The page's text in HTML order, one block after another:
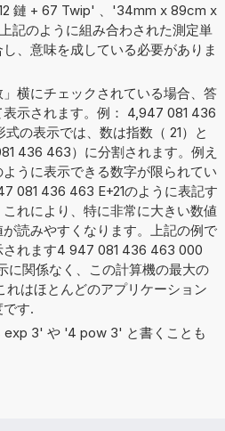
鏈 + 67 Twip' 、'34mm x 89cm x
記のように組み合わされた測定単
、意味を成している必要がありま
」横にチェックされている場合、答
表示されます。例： 4,947 081 436
式の表示では、数は指数（ 21）と
436 463）に分割されます。例え
うに表示できる数字が限られてい
081 436 463 E+21のように表記す
れにより、特に非常に大きい数値
読みやすくなります。上記の例で
されます4 947 081 436 463 000
に関係なく、この計算機の最大の
れはほとんどのアプリケーション
す.
3' や '4 pow 3' と書くことも